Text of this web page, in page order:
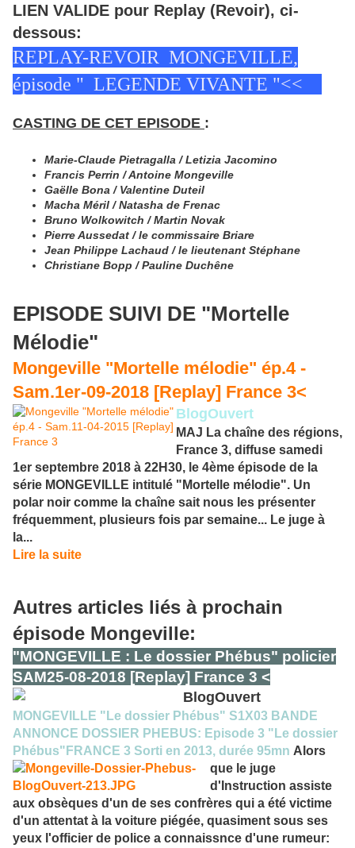
LIEN VALIDE pour Replay (Revoir), ci-
dessous:
REPLAY-REVOIR MONGEVILLE,
épisode " LEGENDE VIVANTE "<<
CASTING DE CET EPISODE :
Marie-Claude Pietragalla /Letizia Jacomino
Francis Perrin /Antoine Mongeville
Gaëlle Bona / Valentine Duteil
Macha Méril /Natasha de Frenac
Bruno Wolkowitch /Martin Novak
Pierre Aussedat /le commissaire Briare
Jean Philippe Lachaud /le lieutenant Stéphane
Christiane Bopp /Pauline Duchêne
EPISODE SUIVI DE "Mortelle
Mélodie"
Mongeville "Mortelle mélodie" ép.4 -
Sam.1er-09-2018 [Replay] France 3<
BlogOuvert
MAJ La chaîne des régions,
France 3, diffuse samedi
1er septembre 2018 à 22H30, le 4ème épisode de la
série MONGEVILLE intitulé "Mortelle mélodie". Un
polar noir comme la chaîne sait nous les présenter
fréquemment, plusieurs fois par semaine... Le juge à
la...
Lire la suite
Autres articles liés à prochain
épisode Mongeville:
"MONGEVILLE : Le dossier Phébus" policier
SAM25-08-2018 [Replay] France 3 <
BlogOuvert
MONGEVILLE "Le dossier Phébus" S1X03 BANDE
ANNONCE DOSSIER PHEBUS: Episode 3 "Le dossier
Phébus"FRANCE 3 Sorti en 2013, durée 95mn Alors
que le juge
d'Instruction assiste
aux obsèques d'un de ses confrères qui a été victime
d'un attentat à la voiture piégée, quasiment sous ses
yeux l'officier de police a connaissnce d'une rumeur: